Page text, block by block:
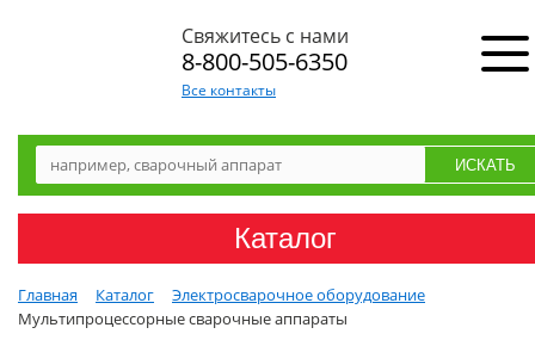
Свяжитесь с нами
8-800-505-6350
Все контакты
Каталог
Главная Каталог
Электросварочное оборудование
Мультипроцессорные сварочные аппараты